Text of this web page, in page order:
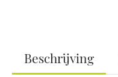
Beschrijving